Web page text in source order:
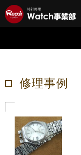
時計修理実績
会社案内
修理事例